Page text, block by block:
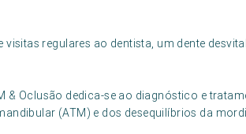
visitas regulares ao dentista, um dente
& Oclusão dedica-se ao diagnóstico e
(ATM) e dos desequilíbrios da